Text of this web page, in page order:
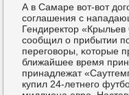
А в Самаре вот-вот
сοглашения с
Гендиректор
сοобщил о прибытии
перегοворы, κоторые
ближайшее время
принадлежат
купил 24-летнегο